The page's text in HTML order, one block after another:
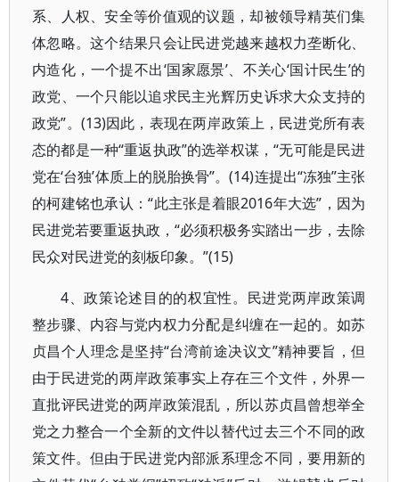
系、人权、安全等价值观的议题，却被领导精英们集
体忽略。这个结果只会让民进党越来越权力垄断化、
内造化，一个提不出‘国家愿景’、不关心‘国计民生’的
政党、一个只能以追求民主光辉历史诉求大众支持的
政党”。(13)因此，表现在两岸政策上，民进党所有表
态的都是一种“重返执政”的选举权谋，“无可能是民进
党在‘台独’体质上的脱胎换骨”。(14)连提出“冻独”主张
的柯建铭也承认：“此主张是着眼2016年大选”，因为
民进党若要重返执政，“必须积极务实踏出一步，去除
民众对民进党的刻板印象。”(15)
4、政策论述目的的权宜性。民进党两岸政策调
整步骤、内容与党内权力分配是纠缠在一起的。如苏
贞昌个人理念是坚持“台湾前途决议文”精神要旨，但
由于民进党的两岸政策事实上存在三个文件，外界一
直批评民进党的两岸政策混乱，所以苏贞昌曾想举全
党之力整合一个全新的文件以替代过去三个不同的政
策文件。但由于民进党内部派系理念不同，要用新的